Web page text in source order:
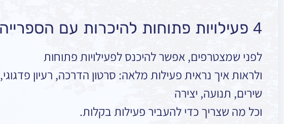
4 פעילויות פתוחות להיכרות עם הספרייה
לפני שמצטרפים, אפשר להיכנס לפעילויות פתוחות
ולראות איך נראית פעילות מלאה: סרטון הדרכה, רעיון פדגוגי,
שירים, תנועה, יצירה
וכל מה שצריך כדי להעביר פעילות בקלות.